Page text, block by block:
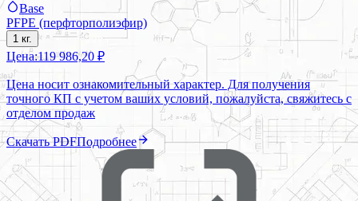
Base
PFPE (перфторполиэфир)
1 кг.
Цена:119 986,20 ₽
Цена носит ознакомительный характер. Для получения
точного КП с учетом ваших условий, пожалуйста, свяжитесь с
отделом продаж
Скачать PDFПодробнее